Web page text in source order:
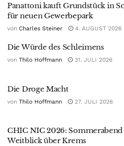
Panattoni kauft Grundstück in
für neuen Gewerbepark
von Charles Steiner 4. AUGUST 2026
Die Würde des Schleimens
von Thilo Hoffmann 31. JULI 2026
Die Droge Macht
von Thilo Hoffmann 27. JULI 2026
CHIC NIC 2026:
Weitblick über Krems